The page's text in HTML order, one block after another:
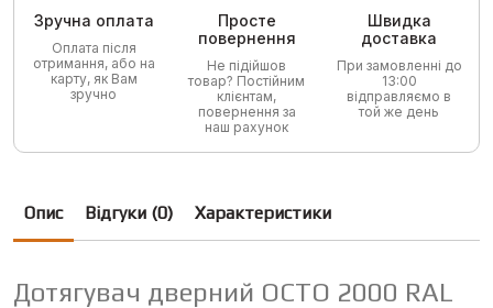
Зручна оплата
Оплата після
отримання, або на
карту, як Вам
зручно
Просте
повернення
Не підійшов
товар? Постійним
клієнтам,
повернення за
наш рахунок
Швидка
доставка
При замовленні до
13:00
відправляємо в
той же день
Опис Відгуки (0) Характеристики
Дотягувач дверний OCTO 2000 RAL